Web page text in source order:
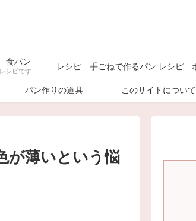
食パン
シピです
レシピ 手ごねで作るパン
パン作りの道具 このサイトについて
が薄いという悩